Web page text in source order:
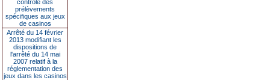
contrôle des
prélèvements
spécifiques aux jeux
de casinos
Arrêté du 14 février
2013 modifiant les
dispositions de
l'arrêté du 14 mai
2007 relatif à la
réglementation des
jeux dans les casinos